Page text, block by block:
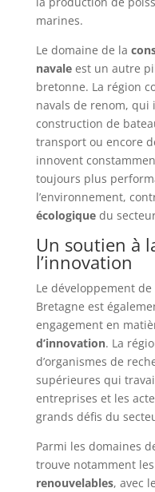
marines.
Le domaine de la
navaleest un autre
bretonne. La région
navals de renom,
construction de
transport ou encore
innovent
toujours plus
l’environnement,
écologiquedu
Un soutien à
l’innovation
Le développement
Bretagne est
engagement en
d’innovation. La
d’organismes de
supérieures qui
entreprises et les
grands défis du
Parmi les domaines
trouve notamment les
renouvelables, avec